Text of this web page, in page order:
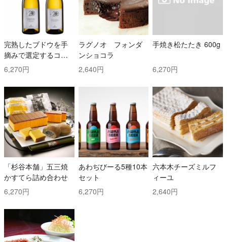
完熟したブドウを手
摘みで選定するコス
トと時間を掛けた白
ワイン2本セット！ ト
ッリ社/トレッビアー
ノ・ダブルッツォ 42
0 & コッリ・アプルテ
ィーニ 420 ぺコリー
ノ
6,270円
ラグノオ フォンダ
ンショコラ
2,640円
手焼き松たたき 600g
6,270円
「杉谷本舗」五三焼
かすてら詰め合わせ
6,270円
あわぢびーる5種10本
セット
6,270円
六本木チーズミルフ
ィーユ
2,640円